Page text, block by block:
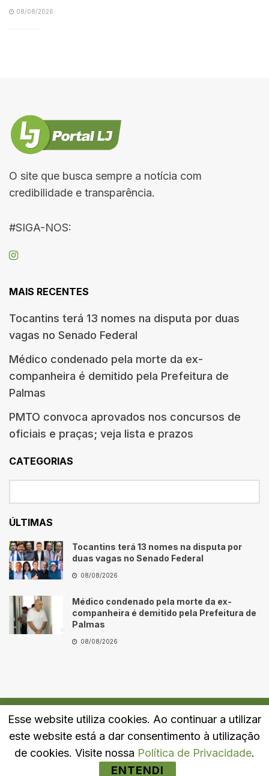
08/08/2026
O site que busca sempre a notícia com
credibilidade e transparência.
#SIGA-NOS:
MAIS RECENTES
Tocantins terá 13 nomes na disputa por duas
vagas no Senado Federal
Médico condenado pela morte da ex-
companheira é demitido pela Prefeitura de
Palmas
PMTO convoca aprovados nos concursos de
oficiais e praças; veja lista e prazos
CATEGORIAS
ÚLTIMAS
Tocantins terá 13 nomes na disputa por
duas vagas no Senado Federal
08/08/2026
Médico condenado pela morte da ex-
companheira é demitido pela Prefeitura de
Palmas
08/08/2026
Quem Somos Fale Conosco Política de Privacidade
Esse website utiliza cookies. Ao continuar a utilizar
este website está a dar consentimento à utilização
de cookies. Visite nossa Política de Privacidade.
ENTENDI